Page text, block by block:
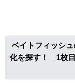
ベイトフィッシ
化を探す！ 1枚目